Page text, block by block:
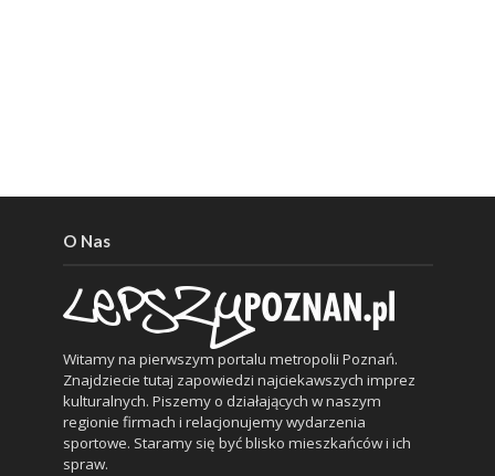
O Nas
Witamy na pierwszym portalu metropolii Poznań.
Znajdziecie tutaj zapowiedzi najciekawszych imprez
kulturalnych. Piszemy o działających w naszym
regionie firmach i relacjonujemy wydarzenia
sportowe. Staramy się być blisko mieszkańców i ich
spraw.